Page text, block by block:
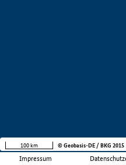
Impressum
100 km © Geobasis-DE / BKG 2015